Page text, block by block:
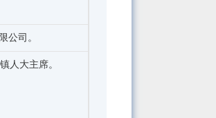
公司。
人大主席。